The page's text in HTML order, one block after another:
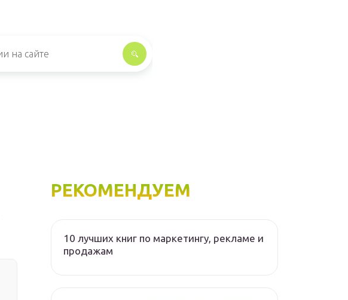
РЕКОМЕНДУЕМ
10 лучших книг по маркетингу, рекламе и
продажам